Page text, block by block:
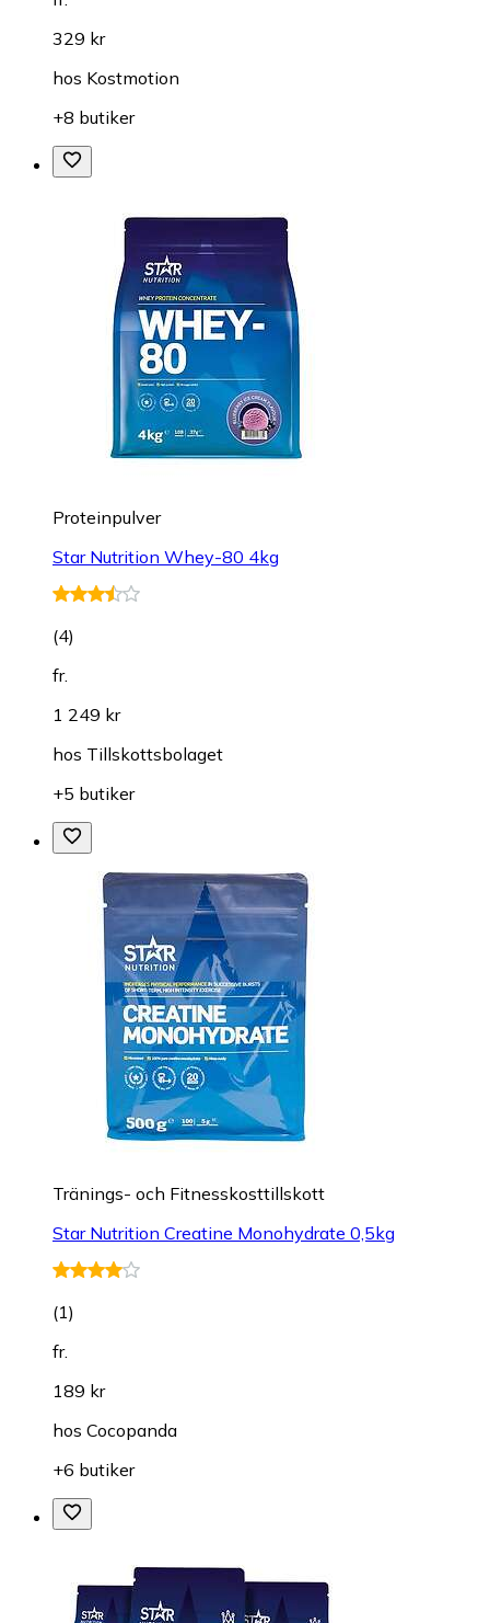
329 kr
hos Kostmotion
+8 butiker
Proteinpulver
Star Nutrition Whey-80 4kg
(4)
fr.
1 249 kr
hos Tillskottsbolaget
+5 butiker
Tränings- och Fitnesskosttillskott
Star Nutrition Creatine Monohydrate 0,5kg
(1)
fr.
189 kr
hos Cocopanda
+6 butiker